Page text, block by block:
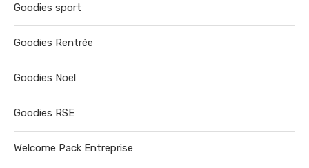
Goodies sport
Goodies Rentrée
Goodies Noël
Goodies RSE
Welcome Pack Entreprise